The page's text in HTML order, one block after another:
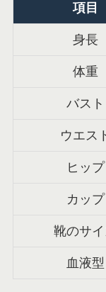
項目
身長
体重
バスト
ウエス
ヒップ
カップ
靴のサ
血液型